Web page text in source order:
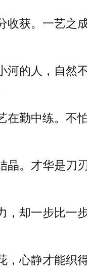
获。一艺之
的人，自然
勤中练。不
。才华是刀
却一步比一
心静才能织